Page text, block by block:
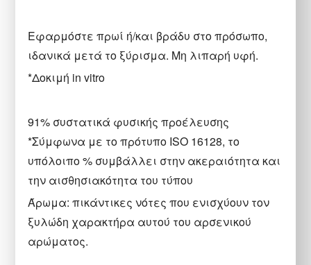
Εφαρμόστε πρωί ή/και βράδυ στο πρόσωπο,
ιδανικά μετά το ξύρισμα. Μη λιπαρή υφή.
*Δοκιμή in vitro
91% συστατικά φυσικής προέλευσης
*Σύμφωνα με το πρότυπο ISO 16128, το
υπόλοιπο % συμβάλλει στην ακεραιότητα και
την αισθησιακότητα του τύπου
Άρωμα: πικάντικες νότες που ενισχύουν τον
ξυλώδη χαρακτήρα αυτού του αρσενικού
αρώματος.